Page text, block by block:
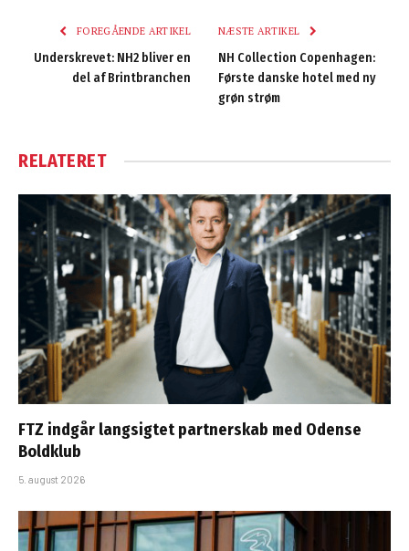
FOREGÅENDE ARTIKEL
Underskrevet: NH2 bliver en
del af Brintbranchen
NÆSTE ARTIKEL
NH Collection Copenhagen:
Første danske hotel med ny
grøn strøm
RELATERET
FTZ indgår langsigtet partnerskab med Odense
Boldklub
5. august 2026